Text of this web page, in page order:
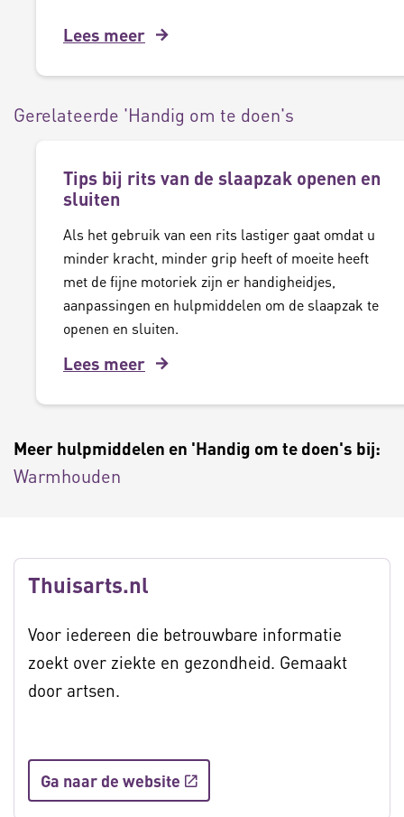
Lees meer
Gerelateerde 'Handig om te doen's
Tips bij rits van de slaapzak openen en
sluiten
Als het gebruik van een rits lastiger gaat omdat u
minder kracht, minder grip heeft of moeite heeft
met de fijne motoriek zijn er handigheidjes,
aanpassingen en hulpmiddelen om de slaapzak te
openen en sluiten.
Lees meer
Meer hulpmiddelen en 'Handig om te doen's bij:
Warmhouden
Thuisarts.nl
Voor iedereen die betrouwbare informatie
zoekt over ziekte en gezondheid. Gemaakt
door artsen.
Ga naar de website